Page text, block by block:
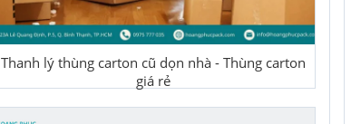
Thanh lý thùng carton cũ dọn nhà - Thùng carton
giá rẻ